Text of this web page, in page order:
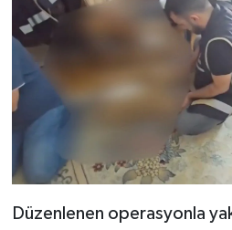
Düzenlenen operasyonla